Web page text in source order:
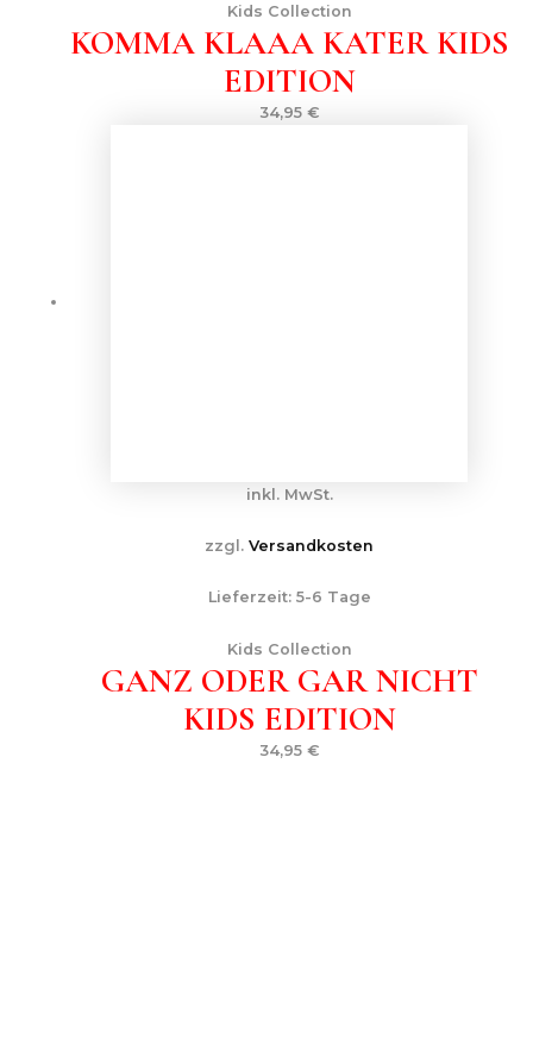
Kids Collection
KOMMA KLAAA KATER KIDS
EDITION
34,95 €
inkl. MwSt.
zzgl.Versandkosten
Lieferzeit: 5-6 Tage
Kids Collection
GANZ ODER GAR NICHT
KIDS EDITION
34,95 €